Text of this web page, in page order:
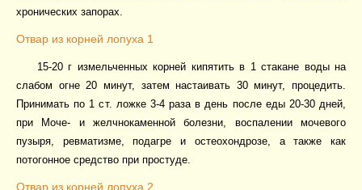
хронических запорах.
Отвар из корней лопуха 1
15-20 г измельченных корней кипятить в 1 стакане воды на
слабом огне 20 минут, затем настаивать 30 минут, процедить.
Принимать по 1 ст. ложке 3-4 раза в день после еды 20-30 дней,
при Моче- и желчнокаменной болезни, воспалении мочевого
пузыря, ревматизме, подагре и остеохондрозе, а также как
потогонное средство при простуде.
Отвар из корней лопуха 2